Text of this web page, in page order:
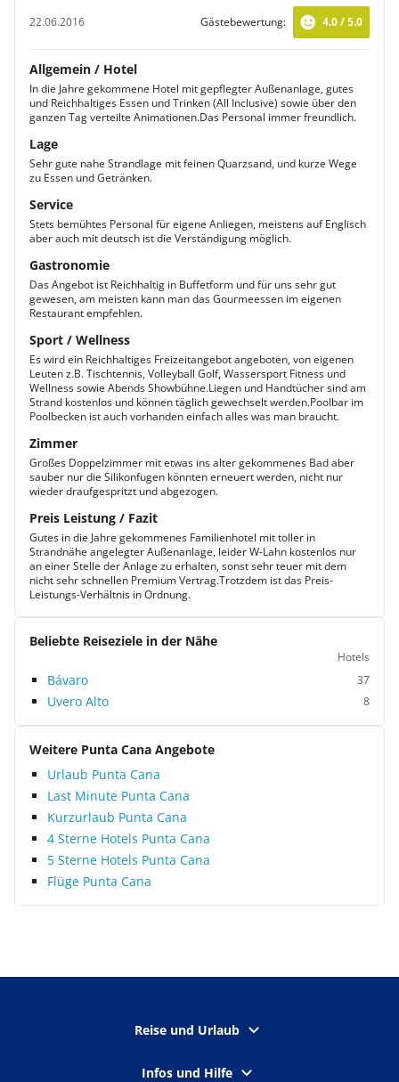
22.06.2016
Gästebewertung: 4.0 / 5.0
Allgemein / Hotel
In die Jahre gekommene Hotel mit gepflegter Außenanlage, gutes
und Reichhaltiges Essen und Trinken (All Inclusive) sowie über den
ganzen Tag verteilte Animationen.Das Personal immer freundlich.
Lage
Sehr gute nahe Strandlage mit feinen Quarzsand, und kurze Wege
zu Essen und Getränken.
Service
Stets bemühtes Personal für eigene Anliegen, meistens auf Englisch
aber auch mit deutsch ist die Verständigung möglich.
Gastronomie
Das Angebot ist Reichhaltig in Buffetform und für uns sehr gut
gewesen, am meisten kann man das Gourmeessen im eigenen
Restaurant empfehlen.
Sport / Wellness
Es wird ein Reichhaltiges Freizeitangebot angeboten, von eigenen
Leuten z.B. Tischtennis, Volleyball Golf, Wassersport Fitness und
Wellness sowie Abends Showbühne.Liegen und Handtücher sind am
Strand kostenlos und können täglich gewechselt werden.Poolbar im
Poolbecken ist auch vorhanden einfach alles was man braucht.
Zimmer
Großes Doppelzimmer mit etwas ins alter gekommenes Bad aber
sauber nur die Silikonfugen könnten erneuert werden, nicht nur
wieder draufgespritzt und abgezogen.
Preis Leistung / Fazit
Gutes in die Jahre gekommenes Familienhotel mit toller in
Strandnähe angelegter Außenanlage, leider W-Lahn kostenlos nur
an einer Stelle der Anlage zu erhalten, sonst sehr teuer mit dem
nicht sehr schnellen Premium Vertrag.Trotzdem ist das Preis-
Leistungs-Verhältnis in Ordnung.
Beliebte Reiseziele in der Nähe
Hotels
Bávaro 37
Uvero Alto 8
Weitere Punta Cana Angebote
Urlaub Punta Cana
Last Minute Punta Cana
Kurzurlaub Punta Cana
4 Sterne Hotels Punta Cana
5 Sterne Hotels Punta Cana
Flüge Punta Cana
Reise und Urlaub
Infos und Hilfe